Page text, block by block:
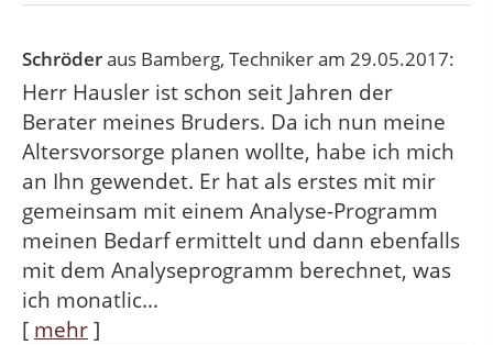
Schröderaus Bamberg, Technikeram 29.05.2017:
Herr Hausler ist schon seit Jahren der
Berater meines Bruders. Da ich nun meine
Altersvorsorge planen wollte, habe ich mich
an Ihn gewendet. Er hat als erstes mit mir
gemeinsam mit einem Analyse-Programm
meinen Bedarf ermittelt und dann ebenfalls
mit dem Analyseprogramm berechnet, was
ich monatlic...
[ mehr]